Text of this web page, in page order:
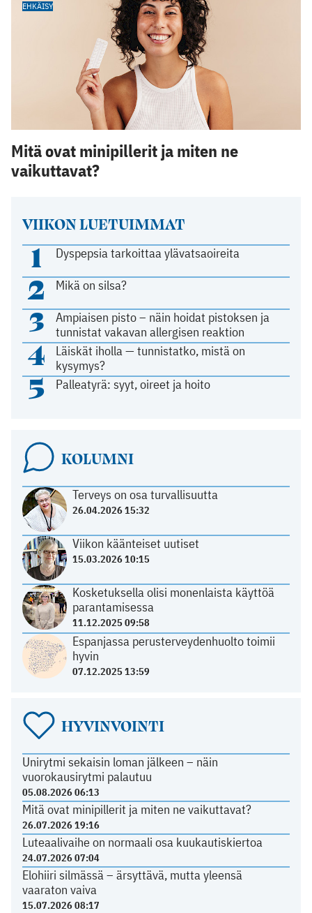
VIIKON LUETUIMMAT
1 Dyspepsia tarkoittaa ylävatsaoireita
2 Mikä on silsa?
3
Ampiaisen pisto – näin hoidat pistoksen ja
tunnistat vakavan allergisen reaktion
4
Läiskät iholla — tunnistatko, mistä on
kysymys?
5 Palleatyrä: syyt, oireet ja hoito
KOLUMNI
Terveys on osa turvallisuutta
26.04.2026 15:32
Viikon käänteiset uutiset
15.03.2026 10:15
Kosketuksella olisi monenlaista käyttöä
parantamisessa
11.12.2025 09:58
Espanjassa perusterveydenhuolto toimii
hyvin
07.12.2025 13:59
HYVINVOINTI
Unirytmi sekaisin loman jälkeen – näin
vuorokausirytmi palautuu
05.08.2026 06:13
Mitä ovat minipillerit ja miten ne vaikuttavat?
26.07.2026 19:16
Luteaalivaihe on normaali osa kuukautiskiertoa
24.07.2026 07:04
Elohiiri silmässä – ärsyttävä, mutta yleensä
vaaraton vaiva
15.07.2026 08:17
EHKÄISY
Mitä ovat minipillerit ja miten ne
vaikuttavat?